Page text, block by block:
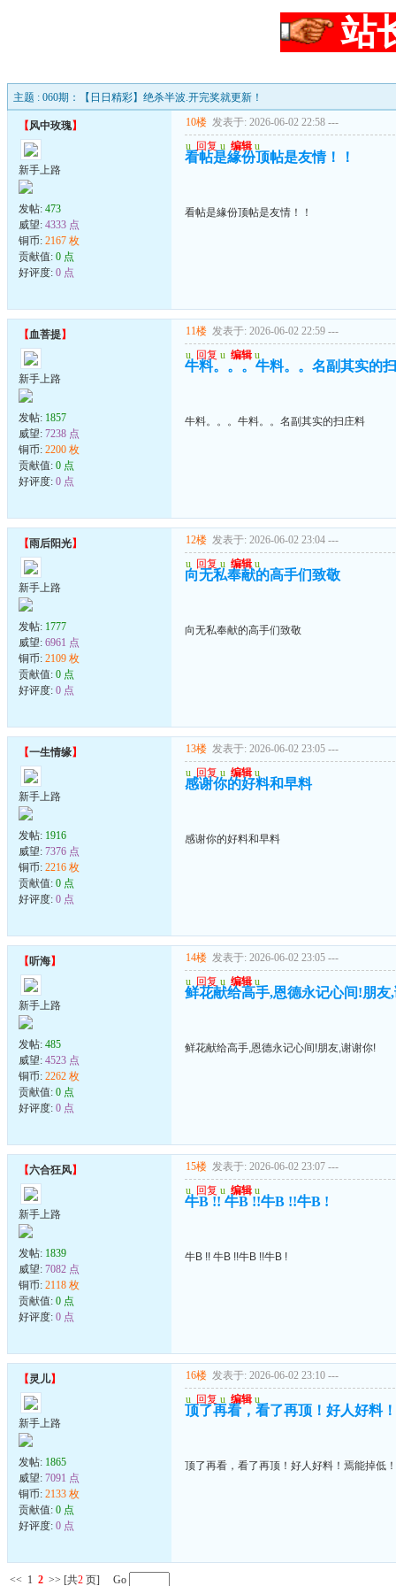
站
主题 : 060期：【日日精彩】绝杀半波.开完奖就更新！
【风中玫瑰】
新手上路
发帖: 473
威望: 4333 点
铜币: 2167 枚
贡献值: 0 点
好评度: 0 点
10楼 发表于: 2026-06-02 22:58 ---
u 回复 u 编辑 u
看帖是緣份顶帖是友情！！
看帖是緣份顶帖是友情！！
【血菩提】
新手上路
发帖: 1857
威望: 7238 点
铜币: 2200 枚
贡献值: 0 点
好评度: 0 点
11楼 发表于: 2026-06-02 22:59 ---
u 回复 u 编辑 u
牛料。。。牛料。。名副其实的
牛料。。。牛料。。名副其实的扫庄料
【雨后阳光】
新手上路
发帖: 1777
威望: 6961 点
铜币: 2109 枚
贡献值: 0 点
好评度: 0 点
12楼 发表于: 2026-06-02 23:04 ---
u 回复 u 编辑 u
向无私奉献的高手们致敬
向无私奉献的高手们致敬
【一生情缘】
新手上路
发帖: 1916
威望: 7376 点
铜币: 2216 枚
贡献值: 0 点
好评度: 0 点
13楼 发表于: 2026-06-02 23:05 ---
u 回复 u 编辑 u
感谢你的好料和早料
感谢你的好料和早料
【听海】
新手上路
发帖: 485
威望: 4523 点
铜币: 2262 枚
贡献值: 0 点
好评度: 0 点
14楼 发表于: 2026-06-02 23:05 ---
u 回复 u 编辑 u
鲜花献给高手,恩德永记心间!朋友
鲜花献给高手,恩德永记心间!朋友,谢谢你!
【六合狂风】
新手上路
发帖: 1839
威望: 7082 点
铜币: 2118 枚
贡献值: 0 点
好评度: 0 点
15楼 发表于: 2026-06-02 23:07 ---
u 回复 u 编辑 u
牛B !! 牛B !!牛B !!牛B !
牛B !! 牛B !!牛B !!牛B !
【灵儿】
新手上路
发帖: 1865
威望: 7091 点
铜币: 2133 枚
贡献值: 0 点
好评度: 0 点
16楼 发表于: 2026-06-02 23:10 ---
u 回复 u 编辑 u
顶了再看，看了再顶！好人好料
顶了再看，看了再顶！好人好料！焉能掉低！
<< 1 2 >> [共2 页] Go